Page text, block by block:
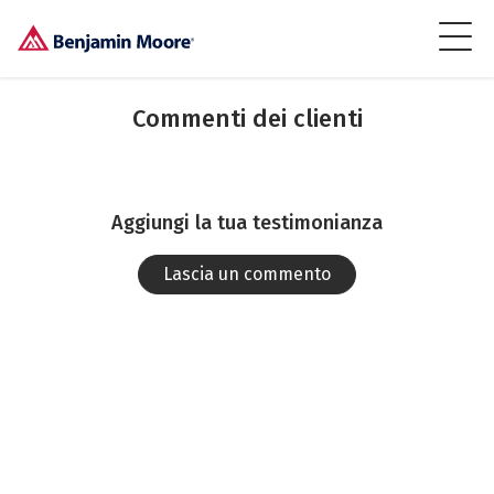
Commenti dei clienti
Aggiungi la tua testimonianza
Lascia un commento